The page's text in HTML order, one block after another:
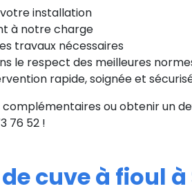
installation
à notre charge
travaux nécessaires
le respect des meilleures
rapide, soignée et
ou obtenir un
76 52 !
cuve à fioul